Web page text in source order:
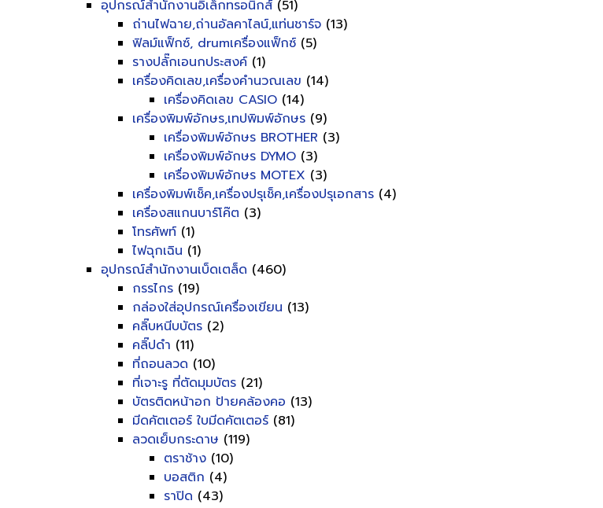
อุปกรณ์สำนักงานอิเล็กทรอนิกส์ (51)
ถ่านไฟฉาย,ถ่านอัลคาไลน์,แท่นชาร์จ (13)
ฟิลม์แฟ็กซ์, drumเครื่องแฟ็กซ์ (5)
รางปลั๊กเอนกประสงค์ (1)
เครื่องคิดเลข,เครื่องคำนวณเลข (14)
เครื่องคิดเลข CASIO (14)
เครื่องพิมพ์อักษร,เทปพิมพ์อักษร (9)
เครื่องพิมพ์อักษร BROTHER (3)
เครื่องพิมพ์อักษร DYMO (3)
เครื่องพิมพ์อักษร MOTEX (3)
เครื่องพิมพ์เช็ค,เครื่องปรุเช็ค,เครื่องปรุเอกสาร (4)
เครื่องสแกนบาร์โค๊ต (3)
โทรศัพท์ (1)
ไฟฉุกเฉิน (1)
อุปกรณ์สำนักงานเบ็ดเตล็ด (460)
กรรไกร (19)
กล่องใส่อุปกรณ์เครื่องเขียน (13)
คลิ๊บหนีบบัตร (2)
คลิ๊ปดำ (11)
ที่ถอนลวด (10)
ที่เจาะรู ที่ตัดมุมบัตร (21)
บัตรติดหน้าอก ป้ายคล้องคอ (13)
มีดคัตเตอร์ ใบมีดคัตเตอร์ (81)
ลวดเย็บกระดาษ (119)
ตราช้าง (10)
บอสติก (4)
ราปิด (43)